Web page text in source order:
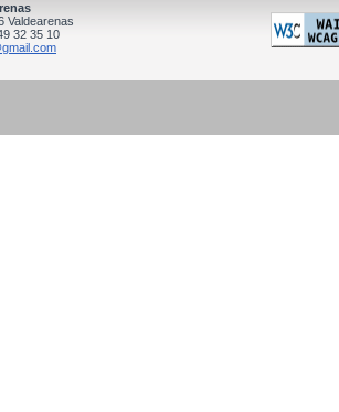
Valdearenas
32 35 10